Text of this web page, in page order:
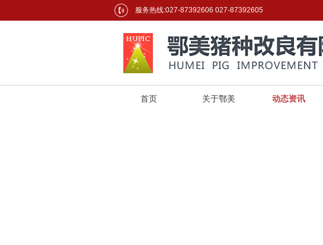
服务热线:027-87392606 027-87392605
首页 关于鄂美 动态资讯